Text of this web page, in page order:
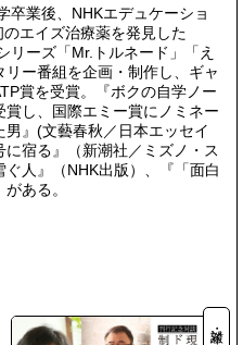
卒業後、NHKエデュケーショ
エイズ治療薬を発見した
リーズ「Mr.トルネード」「え
ー番組を企画・制作し、ギャ
賞を受賞。『ボクの自学ノー
賞し、国際エミー賞にノミネー
男』(文藝春秋／日本エッセイ
宿る』（新潮社／ミズノ・ス
人』（NHK出版）、『「面白
ある。